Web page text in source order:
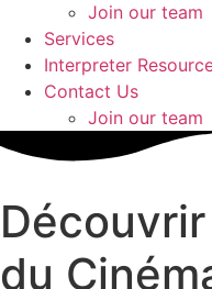
Join our team​
Services
Interpreter
Contact Us
Join our team​
du